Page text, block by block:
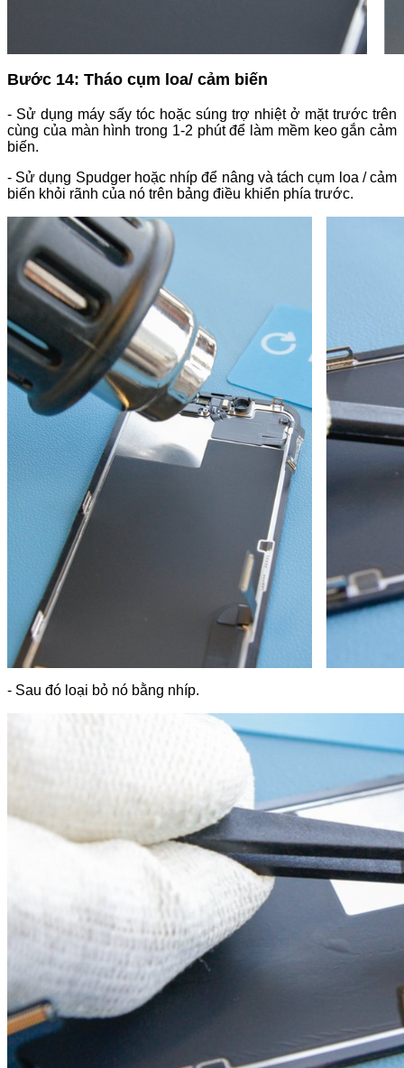
Bước 14: Tháo cụm loa/ cảm biến
- Sử dụng máy sấy tóc hoặc súng trợ nhiệt ở mặt trước trên
cùng của màn hình trong 1-2 phút để làm mềm keo gắn cảm
biến.
- Sử dụng Spudger hoặc nhíp để nâng và tách cụm loa / cảm
biến khỏi rãnh của nó trên bảng điều khiển phía trước.
- Sau đó loại bỏ nó bằng nhíp.